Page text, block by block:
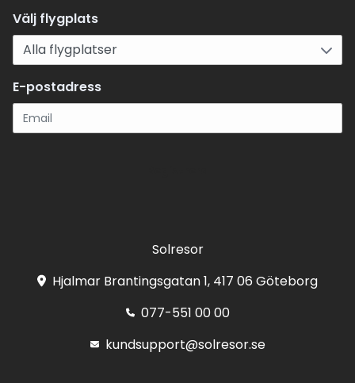
Välj flygplats
E-postadress
Solresor
Hjalmar Brantingsgatan 1, 417 06 Göteborg
077-551 00 00
kundsupport@solresor.se